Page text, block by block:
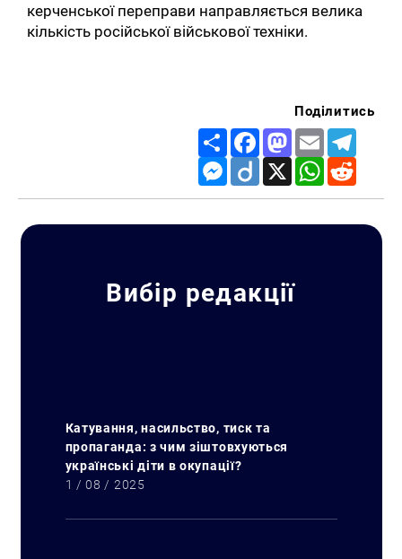
керченської переправи направляється велика
кількість російської військової техніки.
Поділитись
Share FacebookMastodon
Email
Messenger
Diigo X WhatsApp
Вибір редакції
Катування, насильство, тиск та
пропаганда: з чим зіштовхуються
українські діти в окупації?
1 / 08 / 2025